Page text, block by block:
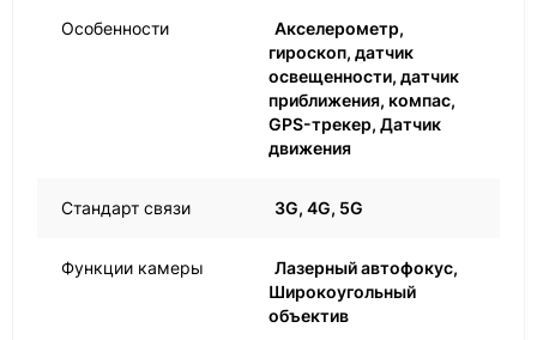
Особенности
Акселерометр,
гироскоп, датчик
освещенности, датчик
приближения, компас,
GPS-трекер, Датчик
движения
Стандарт связи 3G, 4G, 5G
Функции камеры
Лазерный автофокус,
Широкоугольный
объектив